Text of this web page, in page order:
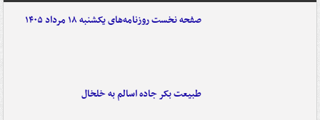
صفحه نخست روزنامه‌های یکشنبه ۱۸ مرداد ۱۴۰۵
طبیعت بکر جاده اسالم به خلخال